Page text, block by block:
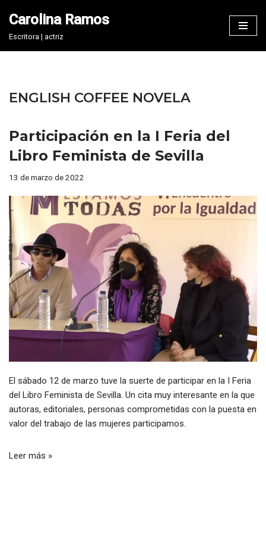
Saltar
Carolina Ramos
Escritora | actriz
ENGLISH COFFEE NOVELA
Participación en la I Feria del
Libro Feminista de Sevilla
13 de marzo de 2022
El sábado 12 de marzo tuve la suerte de participar en la I Feria
del Libro Feminista de Sevilla. Un cita muy interesante en la que
autoras, editoriales, personas comprometidas con la puesta en
valor del trabajo de las mujeres participamos.
Leer más »